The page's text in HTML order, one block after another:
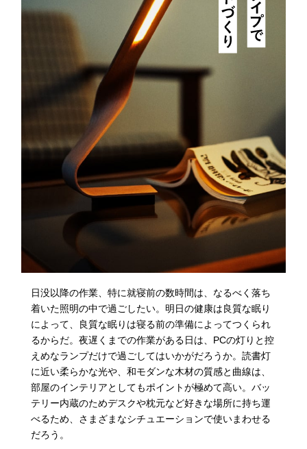
日没以降の作業、特に就寝前の数時間は、なるべく落ち
着いた照明の中で過ごしたい。明日の健康は良質な眠り
によって、良質な眠りは寝る前の準備によってつくられ
るからだ。夜遅くまでの作業がある日は、PCの灯りと控
えめなランプだけで過ごしてはいかがだろうか。読書灯
に近い柔らかな光や、和モダンな木材の質感と曲線は、
部屋のインテリアとしてもポイントが極めて高い。バッ
テリー内蔵のためデスクや枕元など好きな場所に持ち運
べるため、さまざまなシチュエーションで使いまわせる
だろう。